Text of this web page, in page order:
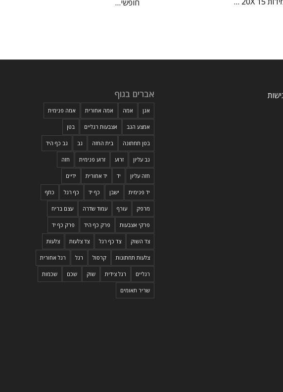
חופשי…
אברים בגוף
אגן אמה אמה אחורית אמה פנימית
אמצע הגב אצבעות רגליים בטן
בטן תחתונה בית החזה גב גב כף היד
גב עליון זרוע זרוע פנימית חזה
חזה עליון יד יד אחורית ידיים
יד פנימית ישבן כף יד כף רגל כתף
מרפק עורף עמוד שדרה עצם בריח
פרקי אצבעות פרק כף היד פרק כף יד
צד השוק צד כף רגל צד צלעות צלעות
צלעות תחתונות קרסול רגל רגל אחורית
רגליים רגל צידית שוק שכם שכמות
שריר תאומים